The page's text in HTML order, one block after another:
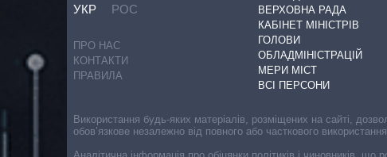
УКР РОС
ПРО НАС
КОНТАКТИ
ПРАВИЛА
ВЕРХОВНА РАДА
КАБІНЕТ МІНІСТРІВ
ГОЛОВИ
ОБЛАДМІНІСТРАЦІЙ
МЕРИ МІСТ
ВСІ ПЕРСОНИ
Використання будь-яких матеріалів, розміщених на сайті,
обов’язкове незалежно від повного або часткового